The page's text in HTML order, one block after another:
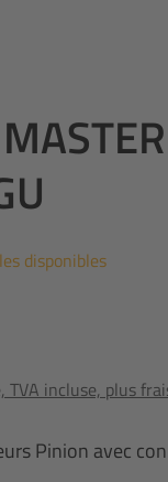
disponibles
TVA incluse, plus
Pinion avec